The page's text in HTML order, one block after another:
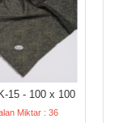
15 - 100 x 100
Miktar : 36